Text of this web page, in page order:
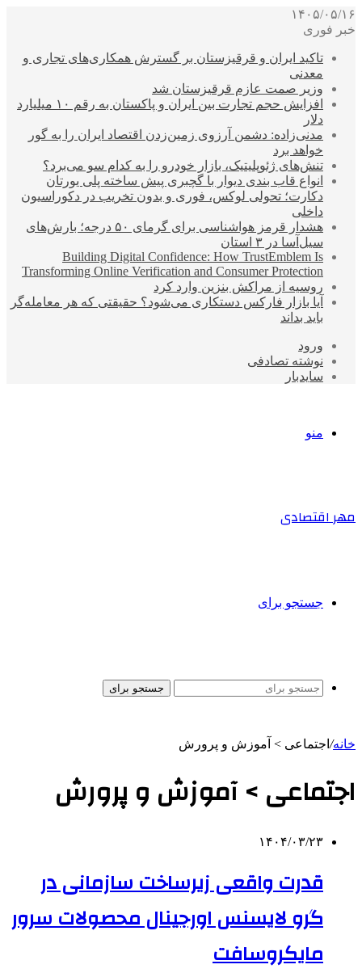
۱۴۰۵/۰۵/۱۶
خبر فوری
تاکید ایران و قرقیزستان بر گسترش همکاری‌های تجاری و
معدنی
وزیر صمت عازم قرقیزستان شد
افزایش حجم تجارت بین ایران و پاکستان به رقم ۱۰ میلیارد
دلار
مدنی‌زاده: دشمن آرزوی زمین‌زدن اقتصاد ایران را به گور
خواهد برد
تنش‌های ژئوپلیتیک، بازار خودرو را به کدام سو می‌برد؟
انواع قاب بندی دیوار با گچبری پیش ساخته پلی یورتان
دکارت؛ تحولی لوکس، فوری و بدون تخریب در دکوراسیون
داخلی
هشدار قرمز هواشناسی برای گرمای ۵۰ درجه؛ بارش‌های
سیل‌آسا در ۳ استان
Building Digital Confidence: How TrustEmblem Is
Transforming Online Verification and Consumer Protection
روسیه از مراکش بنزین وارد کرد
آیا بازار فارکس دستکاری می‌شود؟ حقیقتی که هر معامله‌گر
باید بداند
ورود
نوشته تصادفی
سایدبار
منو
مهر اقتصادی
جستجو برای
جستجو برای
خانه/ اجتماعی > آموزش و پرورش
اجتماعی > آموزش و پرورش
۱۴۰۴/۰۳/۲۳
قدرت واقعی زیرساخت سازمانی در
گرو لایسنس اورجینال محصولات سرور
مایکروسافت